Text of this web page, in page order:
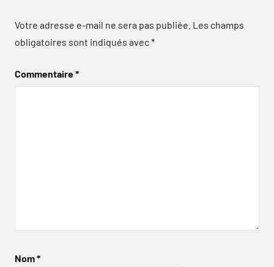
Votre adresse e-mail ne sera pas publiée. Les champs
obligatoires sont indiqués avec*
Commentaire*
Nom*